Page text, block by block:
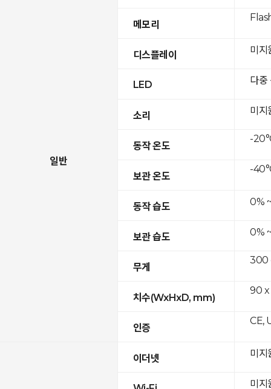
일반
메모리
디스플레이
LED
소리
동작 온도
보관 온도
동작 습도
보관 습도
무게
치수(WxHxD, mm)
인증
이더넷
미지
다중
미지
-
-
0%
0%
300
90 x
CE,
미지
미지